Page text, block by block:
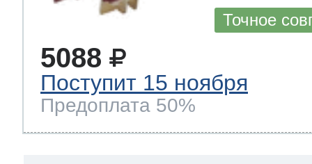
Точное
5088
Поступит 15 ноября
Предоплата 50%